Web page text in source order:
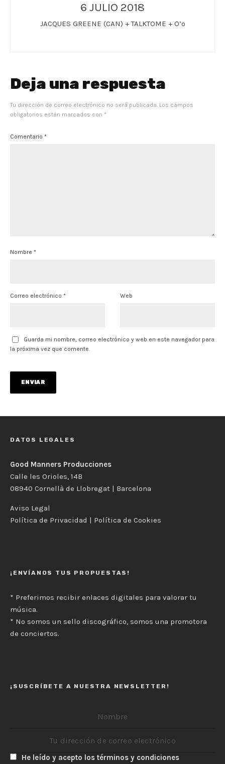
6 JULIO 2018
JACQUES GREENE (CAN) + TALKTOME + O’o
Deja una respuesta
Tu dirección de correo electrónico no será publicada. Los campos
obligatorios están marcados con *
Comentario *
Nombre *
Correo electrónico * Web
Guarda mi nombre, correo electrónico y web en este navegador para
la próxima vez que comente.
DATOS LEGALES
Good Manners Producciones
Calle les Orioles, 14B
08940 Cornellà de Llobregat | Barcelona
Aviso Legal
Política de Privacidad | Política de Cookies
¡ENVÍANOS TUS PROPUESTAS!
* Preferimos recibir enlaces digitales para valorar tu
música.
* No somos un sello discográfico, somos una promotora
de conciertos.
¡SUSCRÍBETE A NUESTRA NEWSLETTER!
He leído y acepto los términos y condiciones